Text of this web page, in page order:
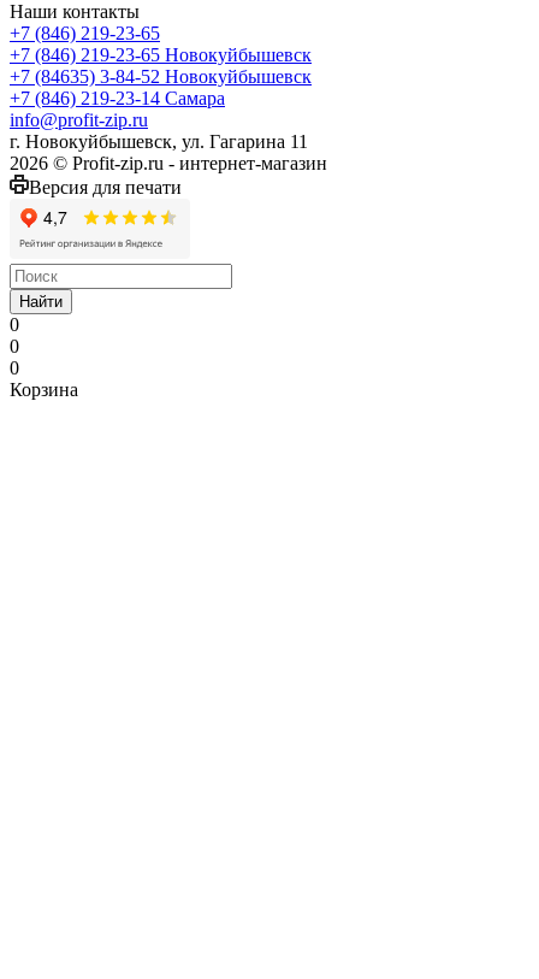
Наши контакты
+7 (846) 219-23-65
+7 (846) 219-23-65 Новокуйбышевск
+7 (84635) 3-84-52 Новокуйбышевск
+7 (846) 219-23-14 Самара
info@profit-zip.ru
г. Новокуйбышевск, ул. Гагарина 11
2026 © Profit-zip.ru - интернет-магазин
Версия для печати
Найти
0
0
0
Корзина